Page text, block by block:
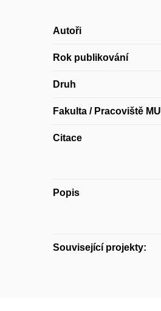
Autoři
Rok publikování
Druh
Fakulta / Pracoviště MU
Citace
Popis
Související projekty: